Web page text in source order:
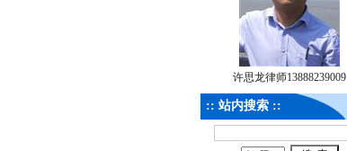
许思龙律师13888239009
:: 站内搜索 ::